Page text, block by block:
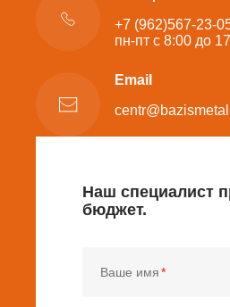
+7 (962)567-23-
пн-пт с 8:00 до
Email
Наш специалист
бюджет.
Ваше имя